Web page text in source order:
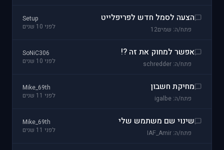
הצעה לסמל חדש לפריפלייט
פתח/ה: שמים12
Setup
לפני 10 שנים
אפשר למחוק את זה ?!
פתח/ה: schredder
SoNiC306
לפני 10 שנים
מחיקת חשבון
פתח/ה: igalbe
Mike_69th
לפני 11 שנים
שינוי שם משתמש שלי
פתח/ה: IAF_Amir
Mike_69th
לפני 11 שנים